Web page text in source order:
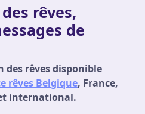
rêves,
de
des rêves disponible
rêves Belgique, France,
international.